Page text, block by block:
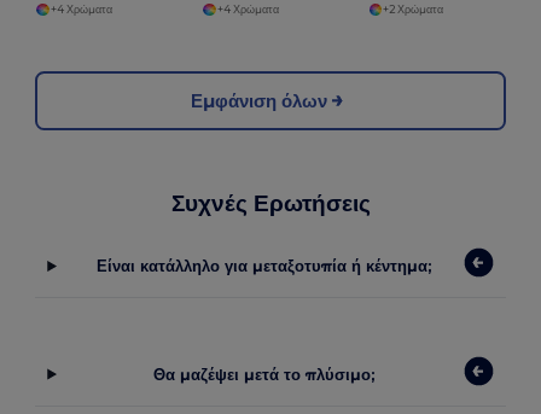
+4 Χρώματα
+4 Χρώματα
+2 Χρώματα
Εμφάνιση όλων
Συχνές Ερωτήσεις
Είναι κατάλληλο για μεταξοτυπία ή κέντημα;
Θα μαζέψει μετά το πλύσιμο;